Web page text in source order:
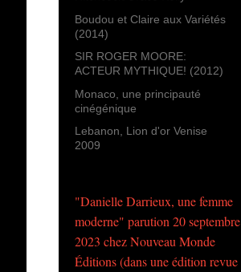
Boudou et Claire aux Variétés
(2014)
SIR ROGER MOORE:
ACTEUR MYTHIQUE! (2012)
Monaco, une principauté
cinégénique
Lebanon, Lion d'or Venise
2009
"Danielle Darrieux, une femme
moderne" parution 20 septembre
2023 chez Nouveau Monde
Éditions (dans une édition revue